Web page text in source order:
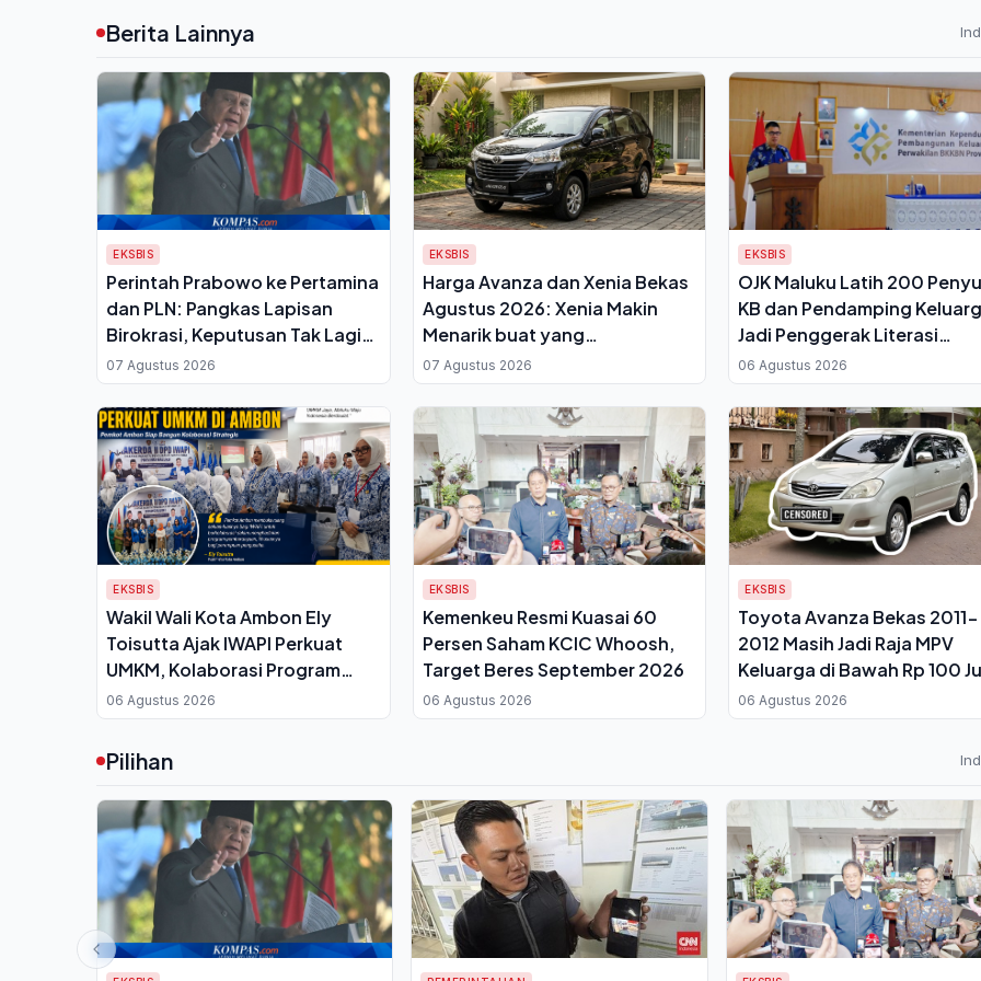
Berita Lainnya
EKSBIS
Perintah Prabowo ke Pertamina
dan PLN: Pangkas Lapisan
Birokrasi, Keputusan Tak Lagi
Berbelit
07 Agustus 2026
EKSBIS
Harga Avanza dan Xenia Bekas
Agustus 2026: Xenia Makin
Menarik buat yang
Anggarannya Pas-pasan
07 Agustus 2026
EKSBIS
OJK Maluku Latih 200
KB dan Pendamping
Jadi Penggerak Literasi
Keuangan di 11 Kabupaten
06 Agustus 2026
EKSBIS
Wakil Wali Kota Ambon Ely
Toisutta Ajak IWAPI Perkuat
UMKM, Kolaborasi Program
Pemberdayaan Perempuan
Pengusaha Disiapkan
06 Agustus 2026
EKSBIS
Kemenkeu Resmi Kuasai 60
Persen Saham KCIC Whoosh,
Target Beres September 2026
06 Agustus 2026
EKSBIS
Toyota Avanza Bekas 2011-
2012 Masih Jadi Raja MPV
Keluarga di Bawah Rp 100
06 Agustus 2026
Pilihan